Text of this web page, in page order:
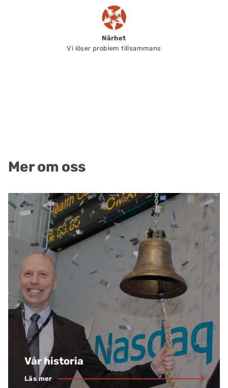
Närhet
Vi löser problem tillsammans
Mer om oss
Vår historia
Läs mer